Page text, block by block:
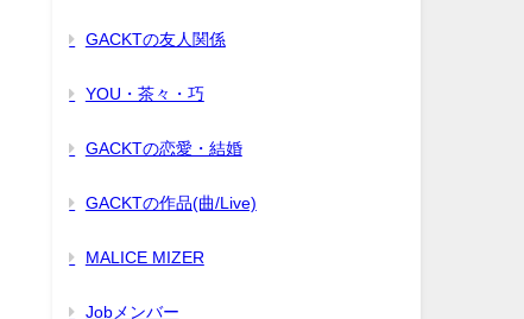
GACKTの友人関係
YOU・茶々・巧
GACKTの恋愛・結婚
GACKTの作品(曲/Live)
MALICE MIZER
Jobメンバー